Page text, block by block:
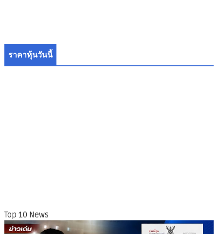
ราคาหุ้นวันนี้
Top 10 News